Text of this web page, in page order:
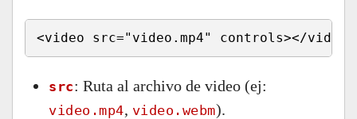
<video src="video.mp4" controls></video>
src: Ruta al archivo de video (ej:
video.mp4, video.webm).